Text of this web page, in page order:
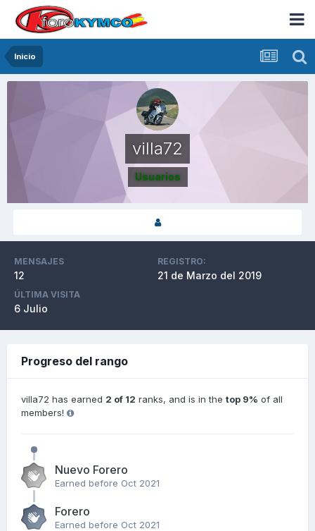
Inicio
villa72
Usuarios
MENSAJES
12
REGISTRO:
21 de Marzo del 2019
ÚLTIMA VISITA
6 Julio
Progreso del rango
villa72 has earned 2 of 12 ranks, and is in the top 9% of all
members!
Nuevo Forero
Earned before Oct 2021
Forero
Earned before Oct 2021